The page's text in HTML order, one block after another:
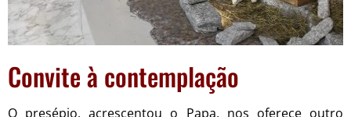
Convite à contemplação
O presépio, acrescentou o Papa, nos oferece outro